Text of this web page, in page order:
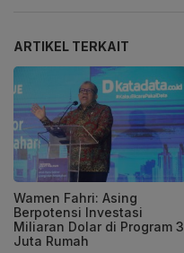
ARTIKEL TERKAIT
Wamen Fahri: Asing
Berpotensi Investasi
Miliaran Dolar di Program 3
Juta Rumah